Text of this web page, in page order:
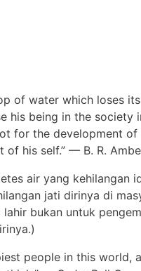
of water which loses
his being in the society
for the development
of his self.” — B. R.
air yang kehilangan
jati dirinya di
lahir bukan untuk
people in this